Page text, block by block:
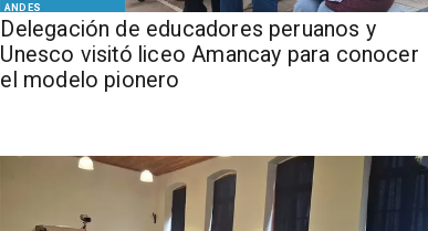
ANDES
Delegación de educadores peruanos y
Unesco visitó liceo Amancay para conocer
el modelo pionero